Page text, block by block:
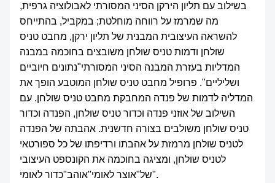
בשילוב עם תליון הירקן הסיני המסורתי לאבולוציה גרפית,
מה שמרמז על רווחה מוחלטת; במקביל, בהתייחס
להשראה העיצובית המבנית של תליון ירקן, מחבט טניס
שולחן ודמות טניס שולחן משובצים בחוכמה במבנה
המדליות בעזרת המבנה הסיני המסורתי"נתונים חיוביים
ושליליים". פרופיל מחבט טניס שולחן המוטבע הופך את
המדליה לדמות של פנדה המחבקת מחבט טניס שולחן. עם
השילוב של אוזני פנדה וכדור טניס שולחן, הפנדה וכדור
טניס שולחן משולבים בצורה חדשנית. אהבתה של הפנדה
לטניס שולחן מרמזת על אהבתו ורדיפתו של כל ספורטאי
לטניס שולחן, ומציגה בחוכמה את הקונספט העיצובי
של"אוצר לאומי"אוהב"כדור לאומי".